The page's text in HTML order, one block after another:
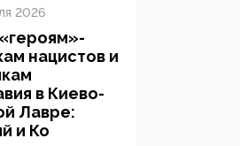
2026
нацистов и
в Киево-
Лавре:
и Ко